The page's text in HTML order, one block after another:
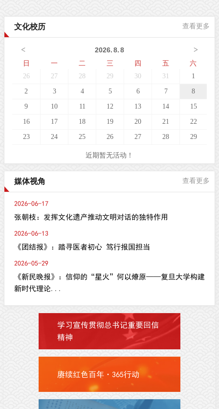
受激拉曼散射（SRS）成像原理，创新性融合快速组织透明化技
术与无监督学习图像生成算法，解决了三维病理成像周期漫长的
文化校历 查看更多
< >
2026.8.8
日
一 二 三 四 五 六
26 27 28 29 30 31 1
2 3 4 5 6 7 8
9 10 11 12 13 14 15
16 17 18 19 20 21 22
23 24 25 26 27 28 29
近期暂无活动！
媒体视角 查看更多
2026-06-17
张朝枝：发挥文化遗产推动文明对话的独特作用
2026-06-13
《团结报》：踏寻医者初心 笃行报国担当
2026-05-29
《新民晚报》：信仰的“星火”何以燎原——复旦大学构建
新时代理论...
学习宣传贯彻总书记重要回信
精神
赓续红色百年·365行动